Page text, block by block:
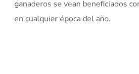
ganaderos se vean beneficiados
en cualquier época del año.